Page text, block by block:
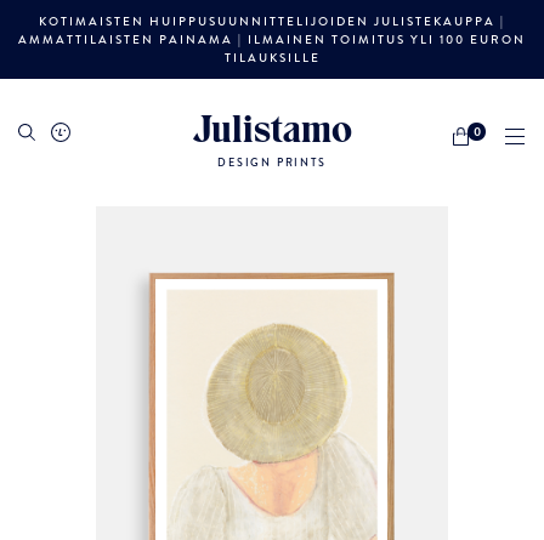
KOTIMAISTEN HUIPPUSUUNNITTELIJOIDEN JULISTEKAUPPA |
AMMATTILAISTEN PAINAMA | ILMAINEN TOIMITUS YLI 100 EURON
TILAUKSILLE
Julistamo
DESIGN PRINTS
0